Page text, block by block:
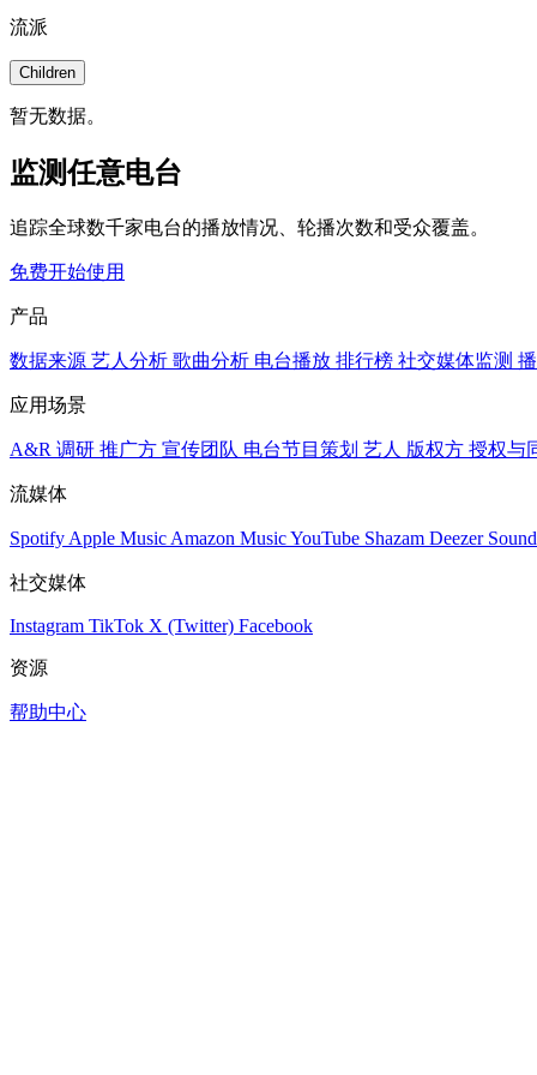
流派
Children
暂无数据。
监测任意电台
追踪全球数千家电台的播放情况、轮播次数和受众覆盖。
免费开始使用
产品
数据来源 艺人分析 歌曲分析 电台播放 排行榜 社交媒体监测
应用场景
A&R 调研 推广方 宣传团队 电台节目策划 艺人 版权方 授权与
流媒体
Spotify Apple Music Amazon MusicYouTube Shazam Deezer
社交媒体
Instagram TikTok X (Twitter) Facebook
资源
帮助中心